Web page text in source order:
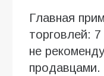
Главная
торговлей: 7
не